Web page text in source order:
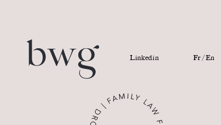
Identité
Linkedin Fr /En